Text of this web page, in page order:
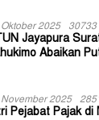
2025 30733
Jayapura
Abaikan
November 2025
Pejabat Pajak di